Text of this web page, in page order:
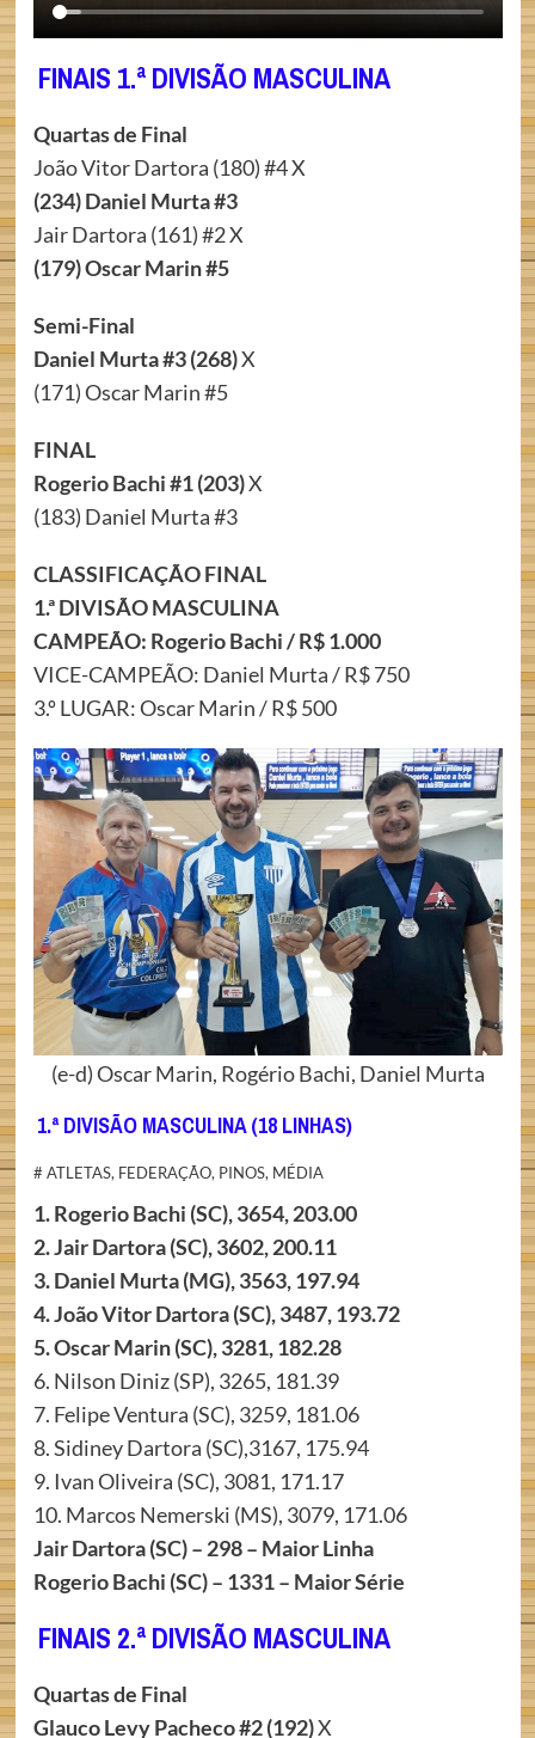
FINAIS 1.ª DIVISÃO MASCULINA
Quartas de Final
João Vitor Dartora (180) #4 X
(234) Daniel Murta #3
Jair Dartora (161) #2 X
(179) Oscar Marin #5
Semi-Final
Daniel Murta #3 (268)X
(171) Oscar Marin #5
FINAL
Rogerio Bachi #1 (203)X
(183) Daniel Murta #3
CLASSIFICAÇÃO FINAL
1.ª DIVISÃO MASCULINA
CAMPEÃO: Rogerio Bachi / R$ 1.000
VICE-CAMPEÃO: Daniel Murta / R$ 750
3.º LUGAR: Oscar Marin / R$ 500
(e-d) Oscar Marin, Rogério Bachi, Daniel Murta
1.ª DIVISÃO MASCULINA (18 LINHAS)
# ATLETAS, FEDERAÇÃO, PINOS, MÉDIA
1. Rogerio Bachi (SC), 3654, 203.00
2. Jair Dartora (SC), 3602, 200.11
3. Daniel Murta (MG), 3563, 197.94
4. João Vitor Dartora (SC), 3487, 193.72
5. Oscar Marin (SC), 3281, 182.28
6. Nilson Diniz (SP), 3265, 181.39
7. Felipe Ventura (SC), 3259, 181.06
8. Sidiney Dartora (SC),3167, 175.94
9. Ivan Oliveira (SC), 3081, 171.17
10. Marcos Nemerski (MS), 3079, 171.06
Jair Dartora (SC) – 298 – Maior Linha
Rogerio Bachi (SC) – 1331 – Maior Série
FINAIS 2.ª DIVISÃO MASCULINA
Quartas de Final
Glauco Levy Pacheco #2 (192)X